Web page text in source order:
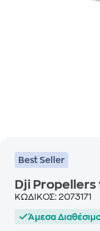
Best Seller
Dji Propellers
ΚΩΔΙΚΟΣ: 2073171
Άμεσα